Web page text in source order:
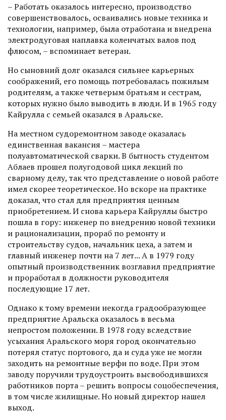
– Работать оказалось интерес­но, производство
совершенствовалось, осваивались новые техника и
технологии, например, была отработана и внедрена
электродуговая наплавка коленчатых валов под
флюсом, – вспоминает ветеран.
Но сыновний долг оказался сильнее карьерных
соображений, его помощь потребовалась пожилым
родителям, а также четверым братьям и сестрам,
которых нужно было выводить в люди. И в 1965 году
Кайрулла с семьей оказался в Аральске.
На местном судоремонтном заводе оказалась
единственная вакансия – мастера
полуавтоматической сварки. В бытность студентом
Аблаев прошел полугодовой цикл лекций по
сварному делу, так что представление о новой работе
имел скорее теоретическое. Но вскоре на практике
доказал, что стал для предприя­тия ценным
приобретением. И снова карьера Кайруллы быстро
пошла в гору: инженер по внед­рению новой техники
и рационализации, прораб по ремонту и
строительству судов, начальник цеха, а затем и
главный инженер почти на 7 лет... А в 1979 году
опытный производственник возглавил предприятие
и проработал в должности руководителя
последующие 17 лет.
Однако к тому времени некогда градообразующее
предприятие Аральска оказалось в весьма
непростом положении. В 1978 году вследствие
усыхания Аральского моря город окончательно
потерял статус портового, да и суда уже не могли
заходить на ремонтные верфи по воде. При этом
заводу поручили трудо­устроить высвободившихся
работников порта – решить вопросы соцобеспечения,
в том числе жилищные. Но новый директор нашел
выход.